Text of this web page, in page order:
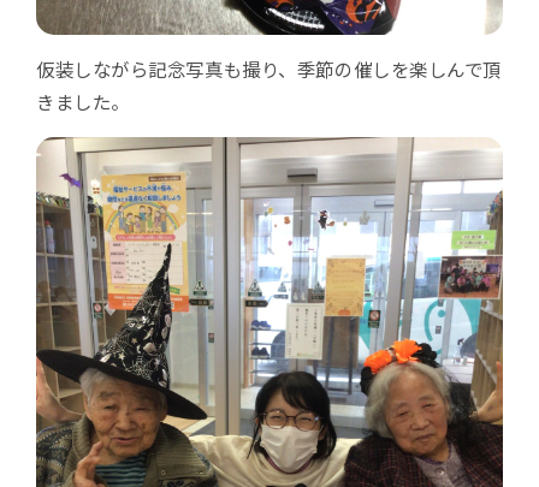
仮装しながら記念写真も撮り、季節の催しを楽しんで頂
きました。